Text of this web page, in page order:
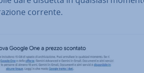
corrente.